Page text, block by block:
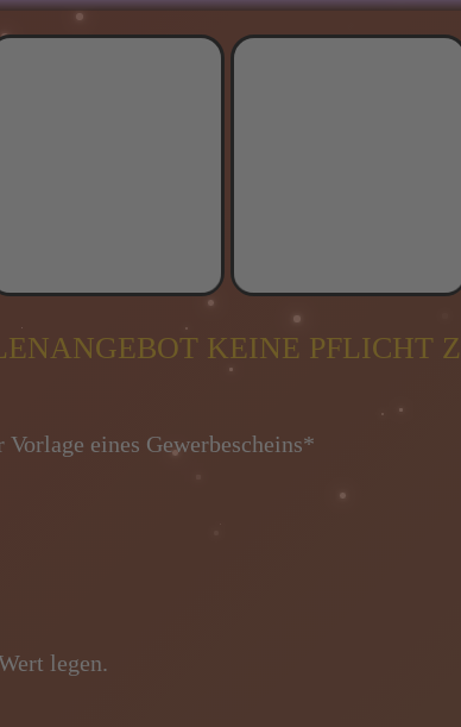
KEINE PFLICHT
eines Gewerbescheins*
legen.